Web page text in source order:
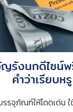
รังนกดีไซน์พ
คำว่าเรียบหรู
บรรจุภัณฑ์ให้โดดเด่น